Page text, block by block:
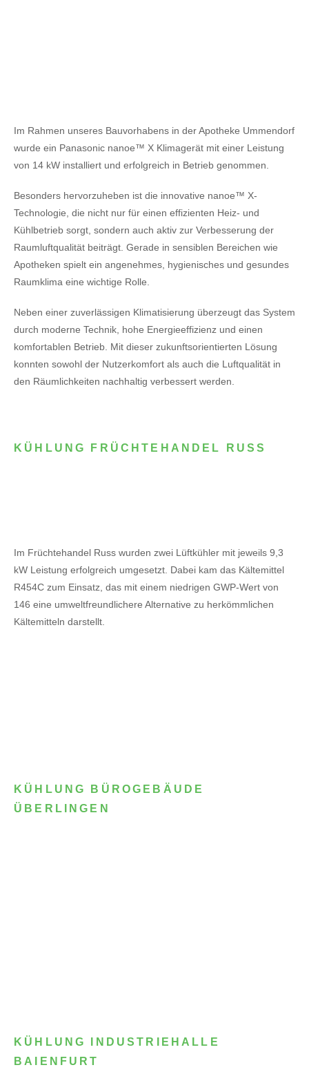
Im Rahmen unseres Bauvorhabens in der Apotheke Ummendorf
wurde ein Panasonic nanoe™ X Klimagerät mit einer Leistung
von 14 kW installiert und erfolgreich in Betrieb genommen.
Besonders hervorzuheben ist die innovative nanoe™ X-
Technologie, die nicht nur für einen effizienten Heiz- und
Kühlbetrieb sorgt, sondern auch aktiv zur Verbesserung der
Raumluftqualität beiträgt. Gerade in sensiblen Bereichen wie
Apotheken spielt ein angenehmes, hygienisches und gesundes
Raumklima eine wichtige Rolle.
Neben einer zuverlässigen Klimatisierung überzeugt das System
durch moderne Technik, hohe Energieeffizienz und einen
komfortablen Betrieb. Mit dieser zukunftsorientierten Lösung
konnten sowohl der Nutzerkomfort als auch die Luftqualität in
den Räumlichkeiten nachhaltig verbessert werden.
KÜHLUNG FRÜCHTEHANDEL RUSS
Im Früchtehandel Russ wurden zwei Lüftkühler mit jeweils 9,3
kW Leistung erfolgreich umgesetzt. Dabei kam das Kältemittel
R454C zum Einsatz, das mit einem niedrigen GWP-Wert von
146 eine umweltfreundlichere Alternative zu herkömmlichen
Kältemitteln darstellt.
KÜHLUNG BÜROGEBÄUDE
ÜBERLINGEN
KÜHLUNG INDUSTRIEHALLE
BAIENFURT